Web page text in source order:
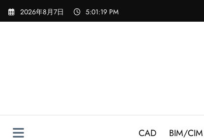
プ
2026年8月7日 5:01:20 PM
CAD BIM/CIM